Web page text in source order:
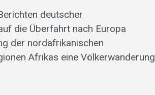
deutscher
die Überfahrt nach Europa
der nordafrikanischen
Afrikas eine Völkerwanderung